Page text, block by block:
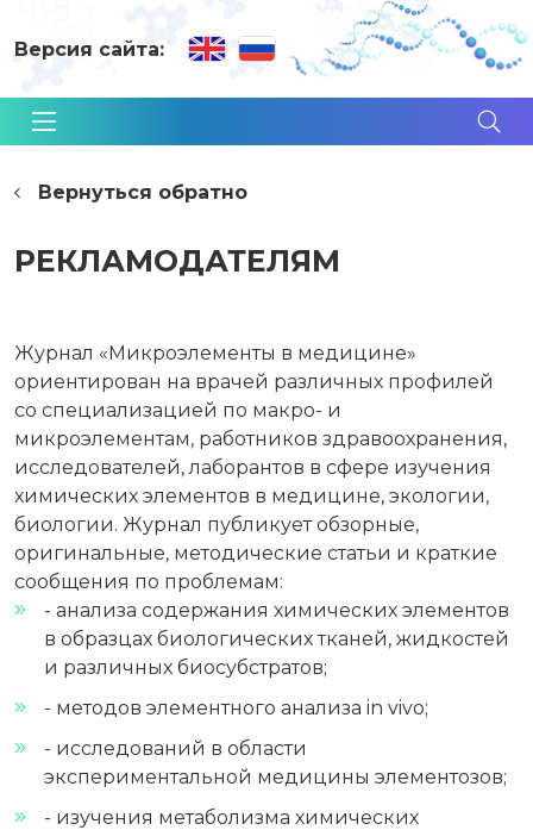
Версия сайта:
Вернуться обратно
РЕКЛАМОДАТЕЛЯМ
Журнал «Микроэлементы в медицине»
ориентирован на врачей различных профилей
со специализацией по макро- и
микроэлементам, работников здравоохранения,
исследователей, лаборантов в сфере изучения
химических элементов в медицине, экологии,
биологии. Журнал публикует обзорные,
оригинальные, методические статьи и краткие
сообщения по проблемам:
- анализа содержания химических элементов
в образцах биологических тканей, жидкостей
и различных биосубстратов;
- методов элементного анализа in vivo;
- исследований в области
экспериментальной медицины элементозов;
- изучения метаболизма химических